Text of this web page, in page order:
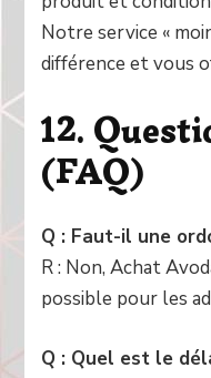
Notre service «
différence et vous
12.
(FAQ)
Q : Faut-il une
R : Non, Achat
possible pour les
Q : Quel est le